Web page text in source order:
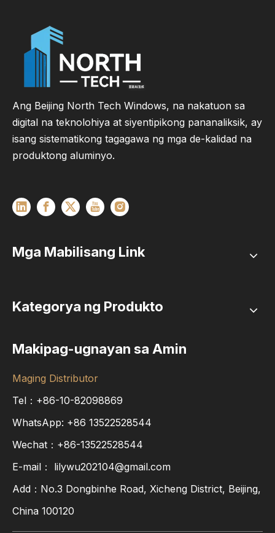
Ang Beijing North Tech Windows, na nakatuon sa
digital na teknolohiya at siyentipikong pananaliksik, ay
isang sistematikong tagagawa ng mga de-kalidad na
produktong aluminyo.
Mga Mabilisang Link
Kategorya ng Produkto
Makipag-ugnayan sa Amin
Maging Distributor
Tel：+86-10-82098869
WhatsApp: +86 13522528544
Wechat：+86-13522528544
E-mail： lilywu202104@gmail.com
Add：No.3 Dongbinhe Road, Xicheng District, Beijing,
China 100120